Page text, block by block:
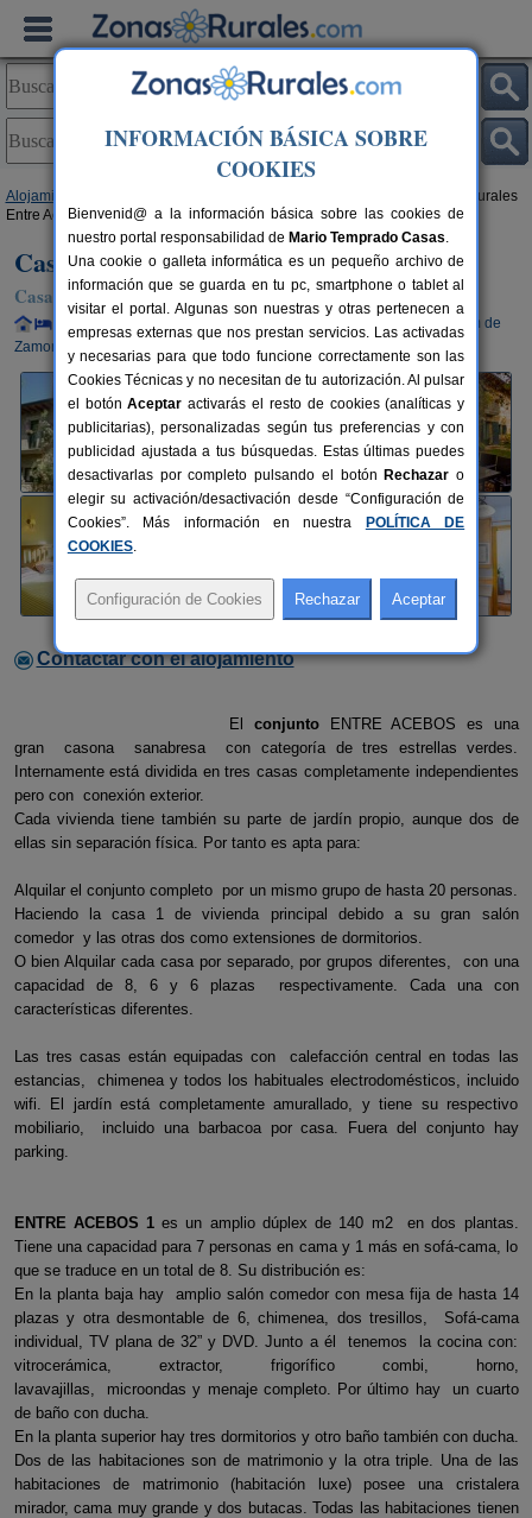
Alojamientos
> Casas Rurales
Entre Acebos
Casas Rurales Entre Acebos
Casa Rural en Sotillo de Sanabria (Zamora)
Alquiler completo y por habitaciones 6-20+2 plazas
117 km de
Zamora
Contactar con el alojamiento
El conjuntoENTRE ACEBOS es una
gran casona sanabresa con categoría de tres estrellas verdes.
Internamente está dividida en tres casas completamente independientes
pero con conexión exterior.
Cada vivienda tiene también su parte de jardín propio, aunque dos de
ellas sin separación física. Por tanto es apta para:
Alquilar el conjunto completo por un mismo grupo de hasta 20 personas.
Haciendo la casa 1 de vivienda principal debido a su gran salón
comedor y las otras dos como extensiones de dormitorios.
O bien Alquilar cada casa por separado, por grupos diferentes, con una
capacidad de 8, 6 y 6 plazas respectivamente. Cada una con
características diferentes.
Las tres casas están equipadas con calefacción central en todas las
estancias, chimenea y todos los habituales electrodomésticos, incluido
wifi. El jardín está completamente amurallado, y tiene su respectivo
mobiliario, incluido una barbacoa por casa. Fuera del conjunto hay
parking.
ENTRE ACEBOS 1es un amplio dúplex de 140 m2 en dos plantas.
Tiene una capacidad para 7 personas en cama y 1 más en sofá-cama, lo
que se traduce en un total de 8. Su distribución es:
En la planta baja hay amplio salón comedor con mesa fija de hasta 14
plazas y otra desmontable de 6, chimenea, dos tresillos, Sofá-cama
individual, TV plana de 32” y DVD. Junto a él tenemos la cocina con:
vitrocerámica, extractor, frigorífico combi, horno,
lavavajillas, microondas y menaje completo. Por último hay un cuarto
de baño con ducha.
En la planta superior hay tres dormitorios y otro baño también con ducha.
Dos de las habitaciones son de matrimonio y la otra triple. Una de las
habitaciones de matrimonio (habitación luxe) posee una cristalera
mirador, cama muy grande y dos butacas. Todas las habitaciones tienen
INFORMACIÓN BÁSICA SOBRE
COOKIES
Bienvenid@ a la información básica sobre las cookies de
nuestro portal responsabilidad de Mario Temprado Casas.
Una cookie o galleta informática es un pequeño archivo de
información que se guarda en tu pc, smartphone o tablet al
visitar el portal. Algunas son nuestras y otras pertenecen a
empresas externas que nos prestan servicios. Las activadas
y necesarias para que todo funcione correctamente son las
Cookies Técnicas y no necesitan de tu autorización. Al pulsar
el botónAceptar activarás el resto de cookies (analíticas y
publicitarias), personalizadas según tus preferencias y con
publicidad ajustada a tus búsquedas. Estas últimas puedes
desactivarlas por completo pulsando el botón Rechazar o
elegir su activación/desactivación desde “Configuración de
Cookies”. Más información en nuestra
POLÍTICA DE
COOKIES.